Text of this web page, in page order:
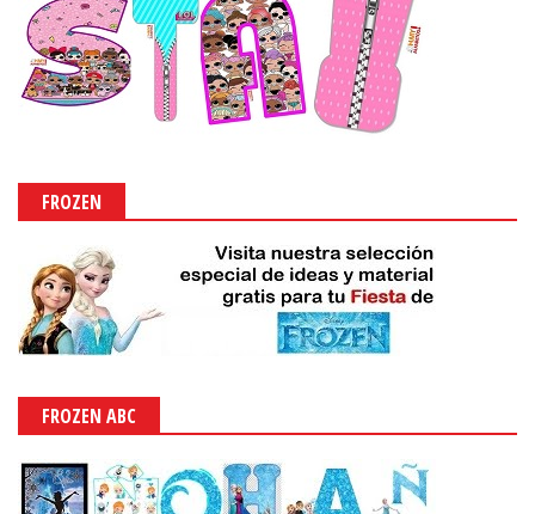
FROZEN
FROZEN ABC